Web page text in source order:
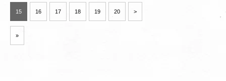
15 16 17 18 19 20 >
»